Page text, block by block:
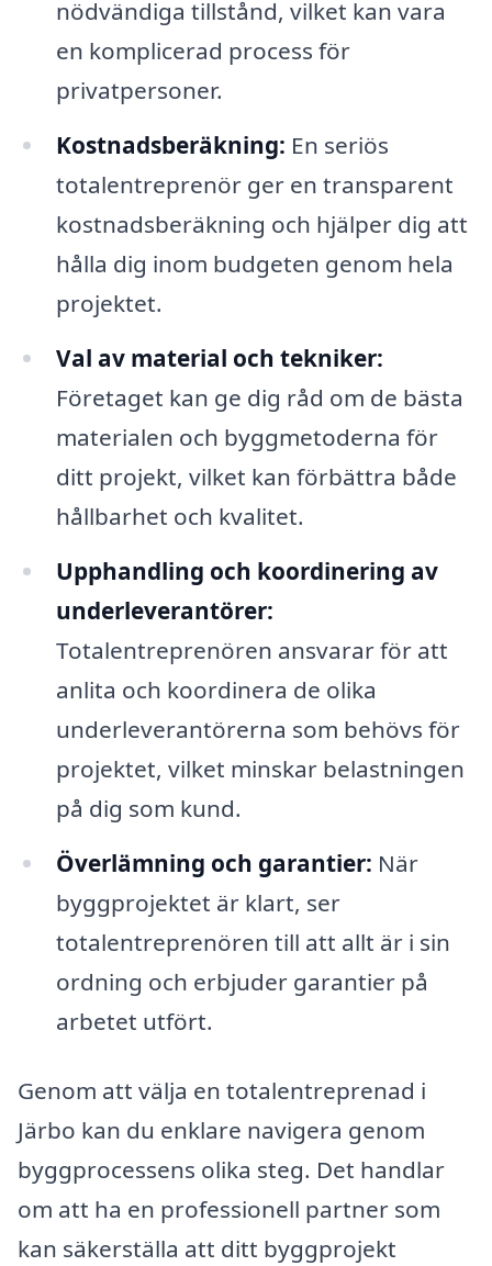
nödvändiga tillstånd, vilket kan vara
en komplicerad process för
privatpersoner.
Kostnadsberäkning: En seriös
totalentreprenör ger en transparent
kostnadsberäkning och hjälper dig att
hålla dig inom budgeten genom hela
projektet.
Val av material och tekniker:
Företaget kan ge dig råd om de bästa
materialen och byggmetoderna för
ditt projekt, vilket kan förbättra både
hållbarhet och kvalitet.
Upphandling och koordinering av
underleverantörer:
Totalentreprenören ansvarar för att
anlita och koordinera de olika
underleverantörerna som behövs för
projektet, vilket minskar belastningen
på dig som kund.
Överlämning och garantier: När
byggprojektet är klart, ser
totalentreprenören till att allt är i sin
ordning och erbjuder garantier på
arbetet utfört.
Genom att välja en totalentreprenad i
Järbo kan du enklare navigera genom
byggprocessens olika steg. Det handlar
om att ha en professionell partner som
kan säkerställa att ditt byggprojekt